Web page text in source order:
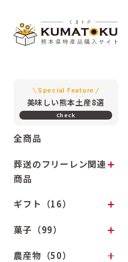
Special Feature
美味しい熊本土産8選
全商品
葬送のフリーレン関連
商品
ギフト（16）
菓子（99）
農産物（50）